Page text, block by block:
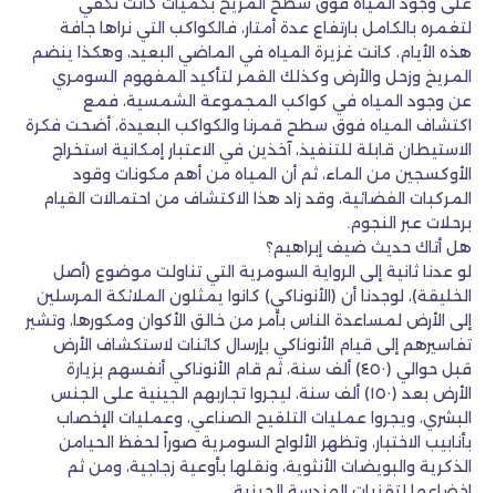
لتغمره بالكامل بارتفاع عدة أمتار، فالكواكب التي نراها جافة
هذه الأيام، كانت غزيرة المياه في الماضي البعيد، وهكذا ينضم
المريخ وزحل والأرض وكذلك القمر لتأكيد المفهوم السومري
عن وجود المياه في كواكب المجموعة الشمسية، فمع
اكتشاف المياه فوق سطح قمرنا والكواكب البعيدة، أضحت فكرة
الاستيطان قابلة للتنفيذ، آخذين في الاعتبار إمكانية استخراج
الأوكسجين من الماء، ثم أن المياه من أهم مكونات وقود
المركبات الفضائية، وقد زاد هذا الاكتشاف من احتمالات القيام
برحلات عبر النجوم.
هل أتاك حديث ضيف إبراهيم؟
لو عدنا ثانية إلى الرواية السومرية التي تناولت موضوع (أصل
الخليقة)، لوجدنا أن (الأنوناكي) كانوا يمثلون الملائكة المرسلين
إلى الأرض لمساعدة الناس بأمر من خالق الأكوان ومكورها، وتشير
تفاسيرهم إلى قيام الأنوناكي بإرسال كائنات لاستكشاف الأرض
قبل حوالي (٤٥٠) ألف سنة، ثم قام الأنوناكي أنفسهم بزيارة
الأرض بعد (١٥٠) ألف سنة، ليجروا تجاربهم الجينية على الجنس
البشري، ويجروا عمليات التلقيح الصناعي، وعمليات الإخصاب
بأنابيب الاختبار، وتظهر الألواح السومرية صوراً لحفظ الحيامن
الذكرية والبويضات الأنثوية، ونقلها بأوعية زجاجية، ومن ثم